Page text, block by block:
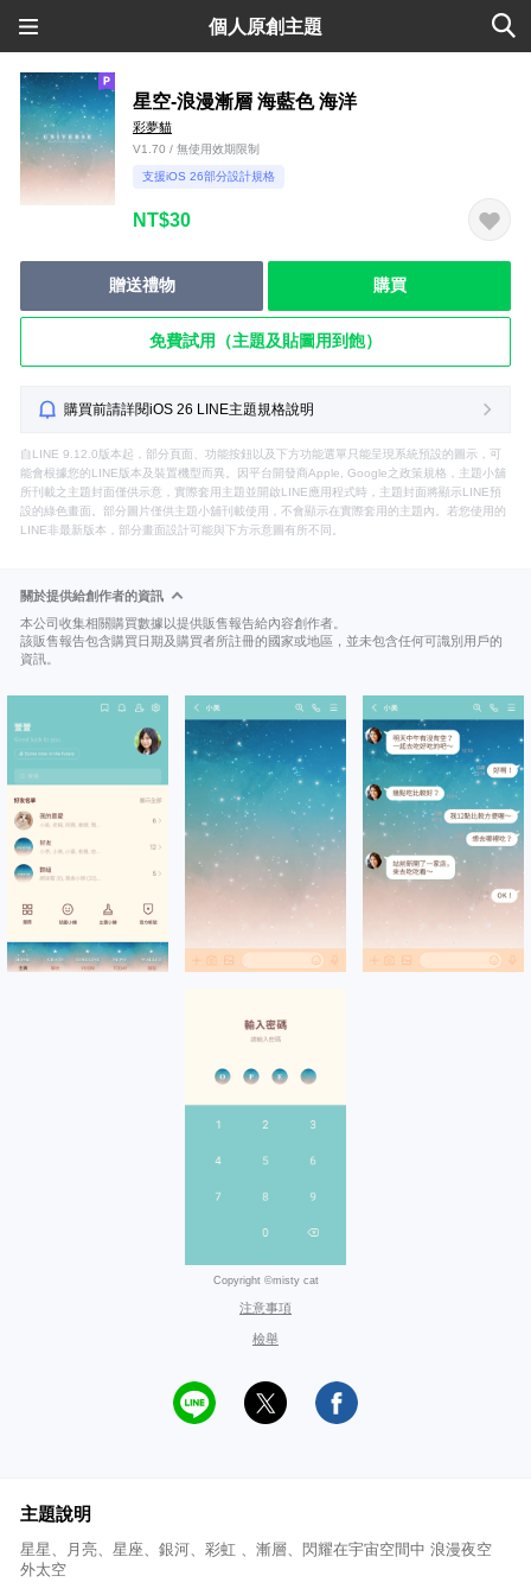
個人原創主題
星空-浪漫漸層 海藍色 海洋
彩夢貓
V1.70 / 無使用效期限制
支援iOS 26部分設計規格
NT$30
贈送禮物 購買
免費試用（主題及貼圖用到飽）
購買前請詳閱iOS 26 LINE主題規格說明
自LINE 9.12.0版本起，部分頁面、功能按鈕以及下方功能選單只能呈現系統預設的圖示，可
能會根據您的LINE版本及裝置機型而異。因平台開發商Apple, Google之政策規格，主題小舖
所刊載之主題封面僅供示意，實際套用主題並開啟LINE應用程式時，主題封面將顯示LINE預
設的綠色畫面。部分圖片僅供主題小舖刊載使用，不會顯示在實際套用的主題內。若您使用的
LINE非最新版本，部分畫面設計可能與下方示意圖有所不同。
關於提供給創作者的資訊
本公司收集相關購買數據以提供販售報告給內容創作者。
該販售報告包含購買日期及購買者所註冊的國家或地區，並未包含任何可識別用戶的
資訊。
Copyright ©misty cat
注意事項
檢舉
主題說明
星星、月亮、星座、銀河、彩虹 、漸層、閃耀在宇宙空間中 浪漫夜空
外太空